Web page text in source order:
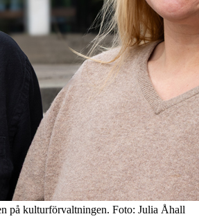
på kulturförvaltningen. Foto: Julia Åhall